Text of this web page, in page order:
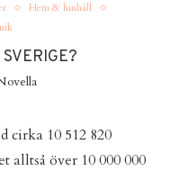
Hem & hushåll
cirka 10 512 820
alltså över 10 000 000